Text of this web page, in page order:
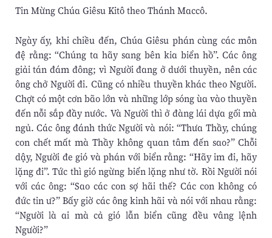
Tin Mừng Chúa Giêsu Kitô theo Thánh Maccô.
Ngày ấy, khi chiều đến, Chúa Giêsu phán cùng các môn
đệ rằng: “Chúng ta hãy sang bên kia biển hồ”. Các ông
giải tán đám đông; vì Người đang ở dưới thuyền, nên các
ông chở Người đi. Cũng có nhiều thuyền khác theo Người.
Chợt có một cơn bão lớn và những lớp sóng ùa vào thuyền
đến nỗi sắp đầy nước. Và Người thì ở đàng lái dựa gối mà
ngủ. Các ông đánh thức Người và nói: “Thưa Thầy, chúng
con chết mất mà Thầy không quan tâm đến sao?” Chỗi
dậy, Người đe gió và phán với biển rằng: “Hãy im đi, hãy
lặng đi”. Tức thì gió ngừng biển lặng như tờ. Rồi Người nói
với các ông: “Sao các con sợ hãi thế? Các con không có
đức tin ư?” Bấy giờ các ông kinh hãi và nói với nhau rằng:
“Người là ai mà cả gió lẫn biển cũng đều vâng lệnh
Người?”